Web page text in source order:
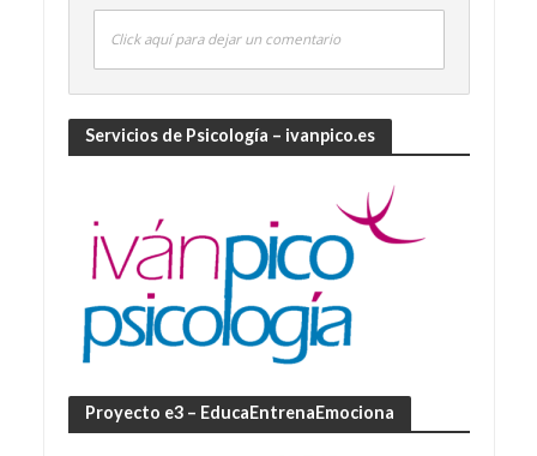
Click aquí para dejar un comentario
Servicios de Psicología – ivanpico.es
Proyecto e3 – EducaEntrenaEmociona